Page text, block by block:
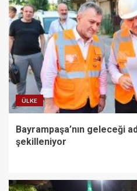
ÜLKE
Bayrampaşa’nın geleceği
şekilleniyor